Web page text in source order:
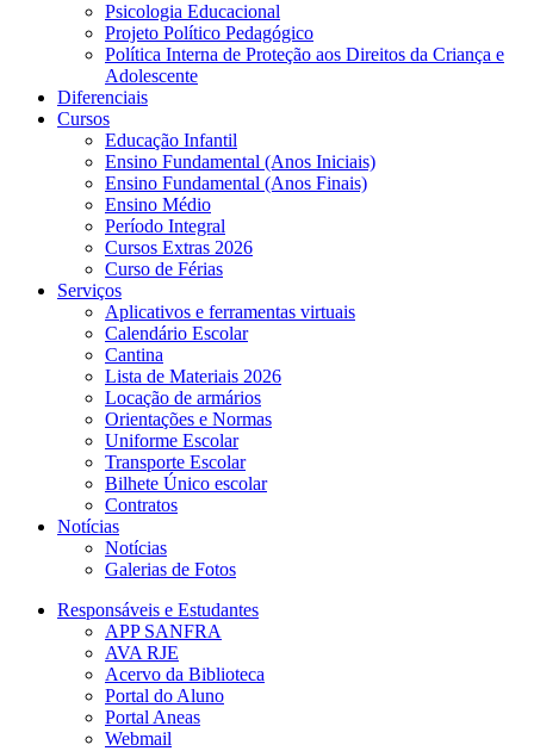
Psicologia Educacional
Projeto Político Pedagógico
Política Interna de Proteção aos Direitos da Criança e
Adolescente
Diferenciais
Cursos
Educação Infantil
Ensino Fundamental (Anos Iniciais)
Ensino Fundamental (Anos Finais)
Ensino Médio
Período Integral
Cursos Extras 2026
Curso de Férias
Serviços
Aplicativos e ferramentas virtuais
Calendário Escolar
Cantina
Lista de Materiais 2026
Locação de armários
Orientações e Normas
Uniforme Escolar
Transporte Escolar
Bilhete Único escolar
Contratos
Notícias
Notícias
Galerias de Fotos
Responsáveis e Estudantes
APP SANFRA
AVA RJE
Acervo da Biblioteca
Portal do Aluno
Portal Aneas
Webmail